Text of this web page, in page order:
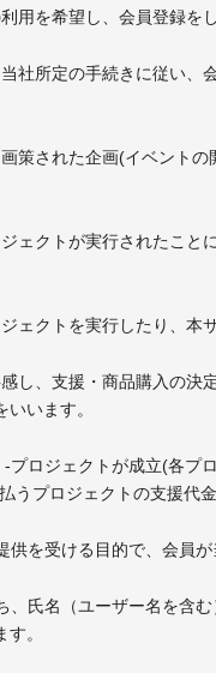
用を希望し、会員登録を
社所定の手続きに従い
策された企画(イベント
ェクトが実行されたこと
ェクトを実行したり、本
し、支援・商品購入の決
います。
プロジェクトが成立(各プ
うプロジェクトの支援代
を受ける目的で、会員
、氏名（ユーザー名を含
。